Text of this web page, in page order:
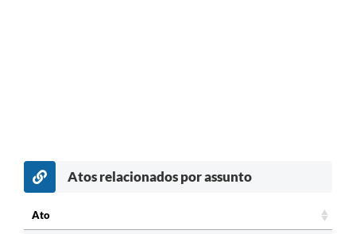
Atos relacionados por assunto
Ato